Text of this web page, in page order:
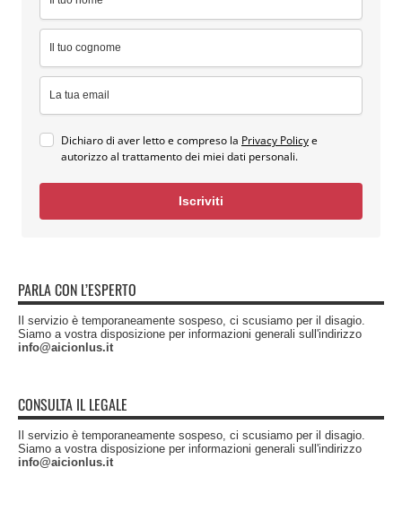
Dichiaro di aver letto e compreso la Privacy Policye
autorizzo al trattamento dei miei dati personali.
Iscriviti
PARLA CON L’ESPERTO
Il servizio è temporaneamente sospeso, ci scusiamo per il disagio.
Siamo a vostra disposizione per informazioni generali sull'indirizzo
info@aicionlus.it
CONSULTA IL LEGALE
Il servizio è temporaneamente sospeso, ci scusiamo per il disagio.
Siamo a vostra disposizione per informazioni generali sull'indirizzo
info@aicionlus.it